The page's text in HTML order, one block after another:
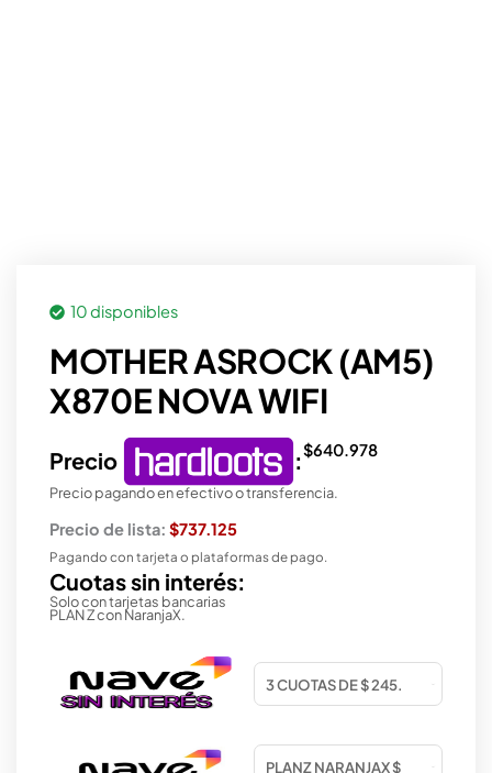
10 disponibles
MOTHER ASROCK (AM5)
X870E NOVA WIFI
Precio :$640.978
Precio pagando en efectivo o transferencia.
Precio de lista: $737.125
Pagando con tarjeta o plataformas de pago.
Cuotas sin interés:
Solo con tarjetas bancarias
PLAN Z con NaranjaX.